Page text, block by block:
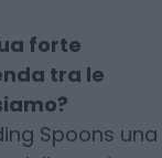
forte
tra le
Spoons una